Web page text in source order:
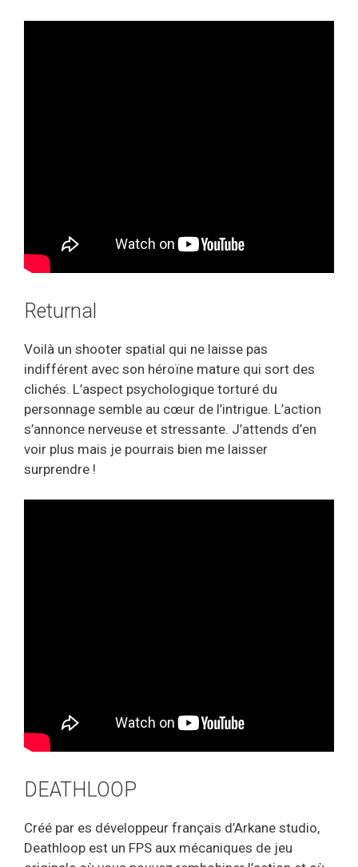
Returnal
Voilà un shooter spatial qui ne laisse pas
indifférent avec son héroïne mature qui sort des
clichés. L’aspect psychologique torturé du
personnage semble au cœur de l’intrigue. L’action
s’annonce nerveuse et stressante. J’attends d’en
voir plus mais je pourrais bien me laisser
surprendre !
DEATHLOOP
Créé par es développeur français d’Arkane studio,
Deathloop est un FPS aux mécaniques de jeu